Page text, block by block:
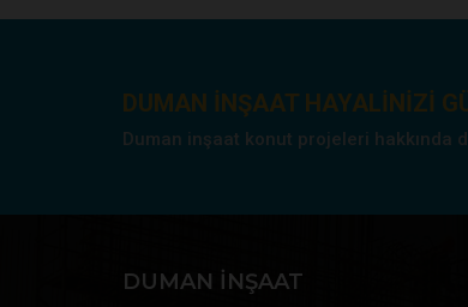
DUMAN INŞAAT HAYALINIZI
Duman inşaat konut projeleri
DUMAN İNŞAAT